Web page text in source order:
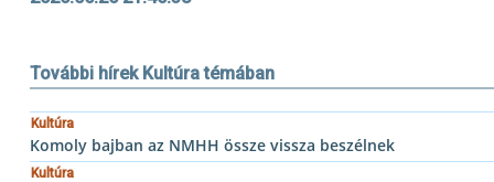
További hírek Kultúra témában
Kultúra
Komoly bajban az NMHH össze vissza beszélnek
Kultúra